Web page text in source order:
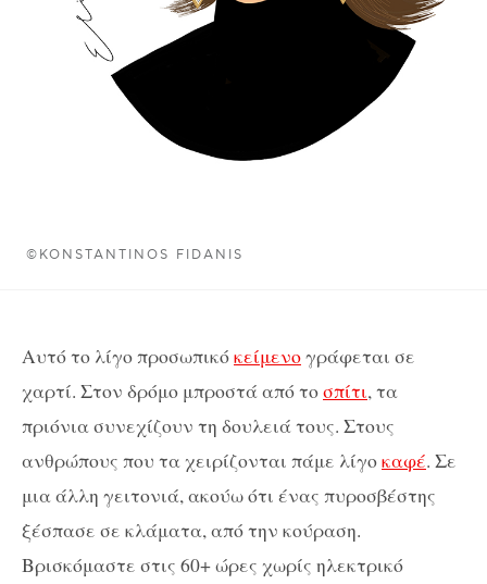
©KONSTANTINOS FIDANIS
Αυτό το λίγο προσωπικόκείμενογράφεται σε
χαρτί. Στον δρόμο μπροστά από τοσπίτι, τα
πριόνια συνεχίζουν τη δουλειά τους. Στους
ανθρώπους που τα χειρίζονται πάμε λίγοκαφέ. Σε
μια άλλη γειτονιά, ακούω ότι ένας πυροσβέστης
ξέσπασε σε κλάματα, από την κούραση.
Βρισκόμαστε στις 60+ ώρες χωρίς ηλεκτρικό